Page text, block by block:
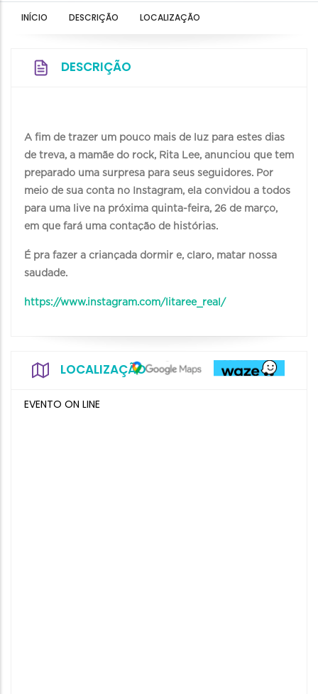
INÍCIO DESCRIÇÃO LOCALIZAÇÃO
DESCRIÇÃO
A fim de trazer um pouco mais de luz para estes dias
de treva, a mamãe do rock, Rita Lee, anunciou que tem
preparado uma surpresa para seus seguidores. Por
meio de sua conta no Instagram, ela convidou a todos
para uma live na próxima quinta-feira, 26 de março,
em que fará uma contação de histórias.
É pra fazer a criançada dormir e, claro, matar nossa
saudade.
https://www.instagram.com/litaree_real/
LOCALIZAÇÃO
EVENTO ON LINE